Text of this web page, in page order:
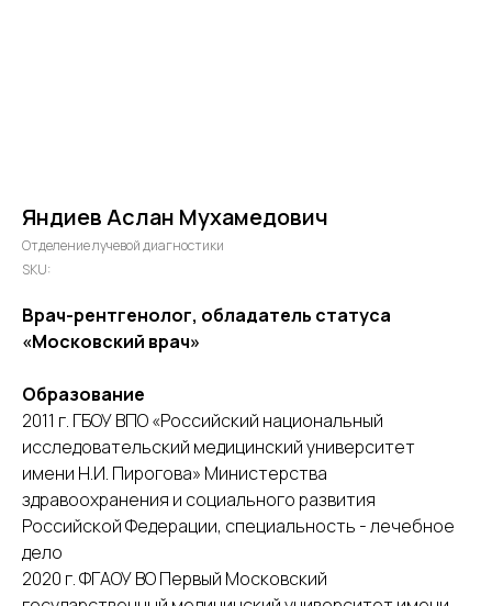
Яндиев Аслан Мухамедович
Отделение лучевой диагностики
SKU:
Врач-рентгенолог, обладатель статуса
«Московский врач»
Образование
2011 г. ГБОУ ВПО «Российский национальный
исследовательский медицинский университет
имени Н.И. Пирогова» Министерства
здравоохранения и социального развития
Российской Федерации, специальность - лечебное
дело
2020 г. ФГАОУ ВО Первый Московский